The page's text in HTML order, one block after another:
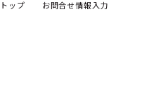
トップ お問合せ情報入力